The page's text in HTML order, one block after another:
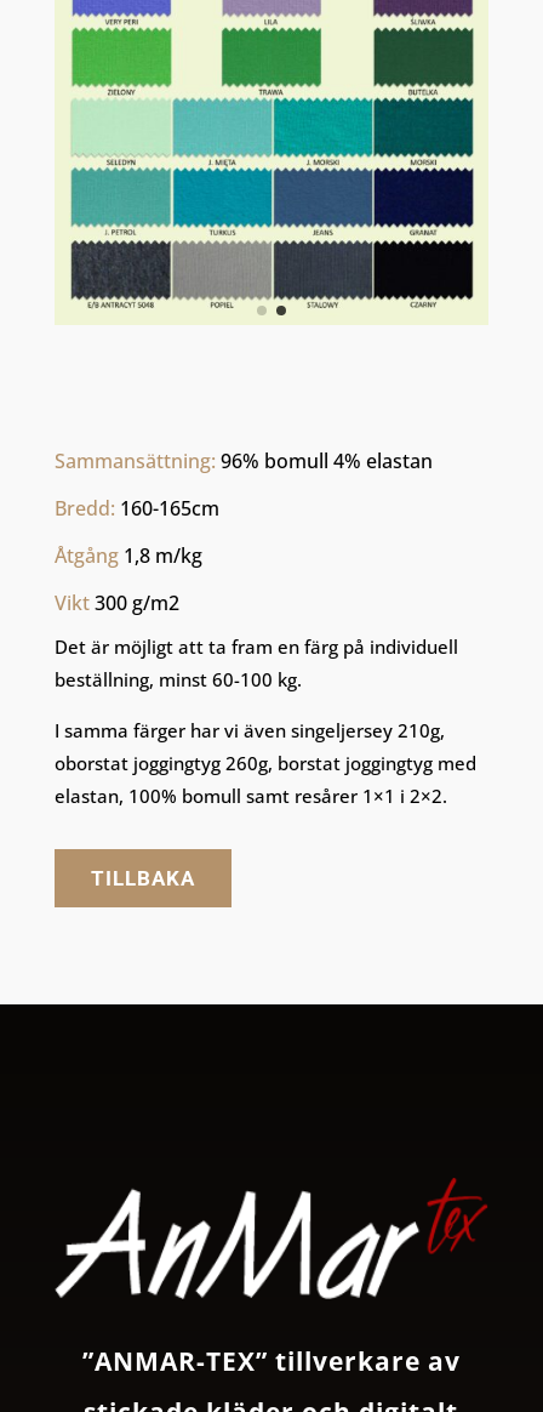
Sammansättning: 96% bomull 4% elastan
Bredd: 160-165cm
Åtgång 1,8 m/kg
Vikt 300 g/m2
Det är möjligt att ta fram en färg på individuell
beställning, minst 60-100 kg.
I samma färger har vi även singeljersey 210g,
oborstat joggingtyg 260g, borstat joggingtyg med
elastan, 100% bomull samt resårer 1×1 i 2×2.
TILLBAKA
”ANMAR-TEX” tillverkare av